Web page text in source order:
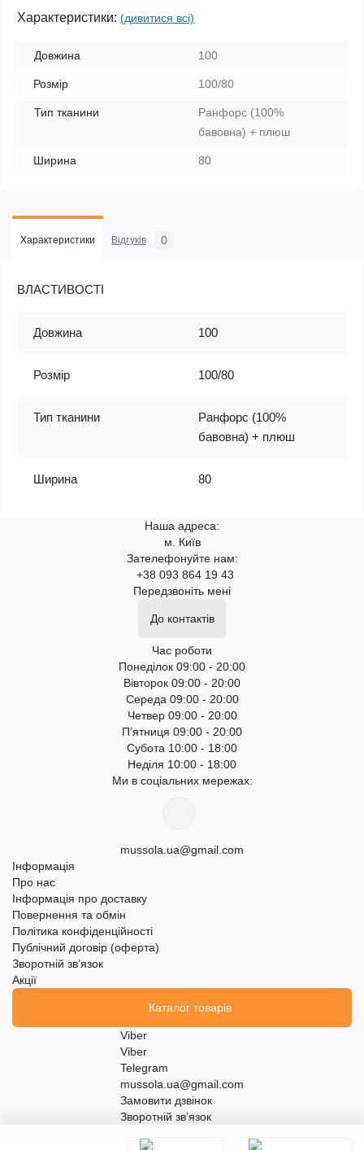
Характеристики: (дивитися всі)
Довжина 100
Розмір 100/80
Тип тканини
Ранфорс (100%
бавовна) + плюш
Ширина 80
Характеристики Відгуків 0
ВЛАСТИВОСТІ
Довжина 100
Розмір 100/80
Тип тканини
Ранфорс (100%
бавовна) + плюш
Ширина 80
Наша адреса:
м. Київ
Зателефонуйте нам:
+38 093 864 19 43
Передзвоніть мені
До контактів
Час роботи
Понеділок 09:00 - 20:00
Вівторок 09:00 - 20:00
Середа 09:00 - 20:00
Четвер 09:00 - 20:00
П’ятниця 09:00 - 20:00
Субота 10:00 - 18:00
Неділя 10:00 - 18:00
Ми в соціальних мережах:
mussola.ua@gmail.com
Інформація
Про нас
Інформація про доставку
Повернення та обмін
Політика конфіденційності
Публічний договір (оферта)
Зворотній зв’язок
Акції
Каталог товарів
Viber
Viber
Telegram
mussola.ua@gmail.com
Замовити дзвінок
Зворотній зв’язок